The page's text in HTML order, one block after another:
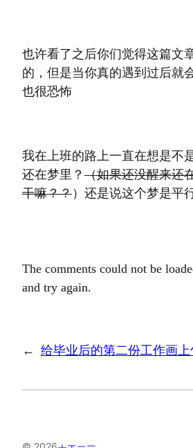
也许看了之后你们觉得这篇文
的，但是当你真的遇到过后就
也很恐怖
我在上班的路上一直在想是不
还在梦里？ （如果还没醒来还
干嘛？？）还是说这个梦是平
The comments could not be
and try again.
← 给毕业后的第二份工作画上